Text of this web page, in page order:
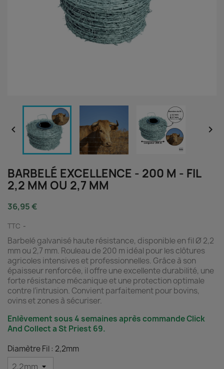
 
BARBELÉ EXCELLENCE - 200 M - FIL
2,2 MM OU 2,7 MM
36,95 €
TTC
Barbelé galvanisé haute résistance, disponible en fil Ø 2,2
mm ou 2,7 mm. Rouleau de 200 m idéal pour les clôtures
agricoles intensives et professionnelles. Grâce à son
épaisseur renforcée, il offre une excellente durabilité, une
forte résistance mécanique et une protection optimale
contre l’intrusion. Convient parfaitement pour bovins,
ovins et zones à sécuriser.
Enlèvement sous 4 semaines après commande Click
And Collect a St Priest 69.
Diamètre Fil : 2,2mm